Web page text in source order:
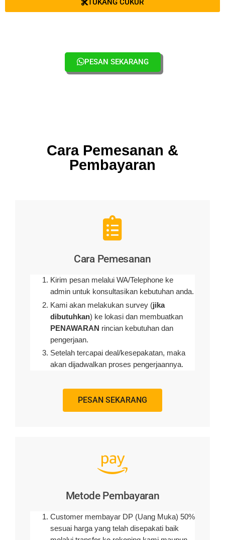
PESAN SEKARANG
Cara Pemesanan &
Pembayaran
Cara Pemesanan
Kirim pesan melalui WA/Telephone ke
admin untuk konsultasikan kebutuhan anda.
Kami akan melakukan survey (jika
dibutuhkan) ke lokasi dan membuatkan
PENAWARAN rincian kebutuhan dan
pengerjaan.
Setelah tercapai deal/kesepakatan, maka
akan dijadwalkan proses pengerjaannya.
PESAN SEKARANG
Metode Pembayaran
Customer membayar DP (Uang Muka) 50%
sesuai harga yang telah disepakati baik